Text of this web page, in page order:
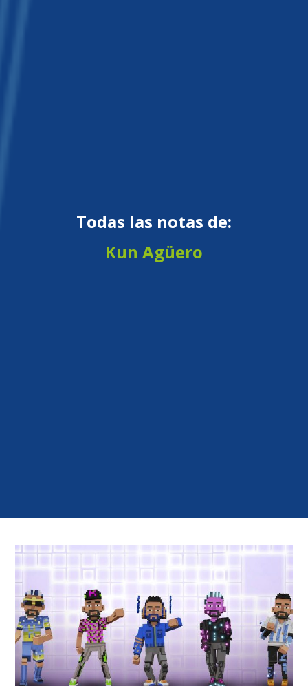
Todas las notas de:
Kun Agüero